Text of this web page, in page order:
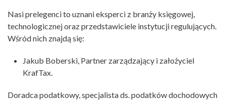
Nasi prelegenci to uznani eksperci z branży księgowej,
technologicznej oraz przedstawiciele instytucji regulujących.
Wśród nich znajdą się:
Jakub Boberski, Partner zarządzający i założyciel
KrafTax.
Doradca podatkowy, specjalista ds. podatków dochodowych